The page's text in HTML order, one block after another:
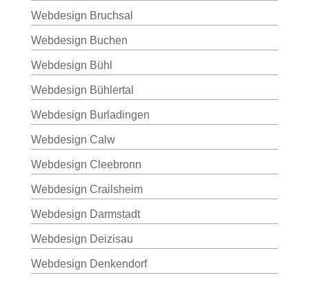
Webdesign Bruchsal
Webdesign Buchen
Webdesign Bühl
Webdesign Bühlertal
Webdesign Burladingen
Webdesign Calw
Webdesign Cleebronn
Webdesign Crailsheim
Webdesign Darmstadt
Webdesign Deizisau
Webdesign Denkendorf